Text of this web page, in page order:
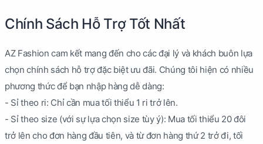
Chính Sách Hỗ Trợ Tốt Nhất
AZ Fashion cam kết mang đến cho các đại lý và khách buôn lựa
chọn chính sách hỗ trợ đặc biệt ưu đãi. Chúng tôi hiện có nhiều
phương thức để bạn nhập hàng dễ dàng:
- Sỉ theo ri: Chỉ cần mua tối thiểu 1 ri trở lên.
- Sỉ theo size (với sự lựa chọn size tùy ý): Mua tối thiểu 20 đôi
trở lên cho đơn hàng đầu tiên, và từ đơn hàng thứ 2 trở đi, tối